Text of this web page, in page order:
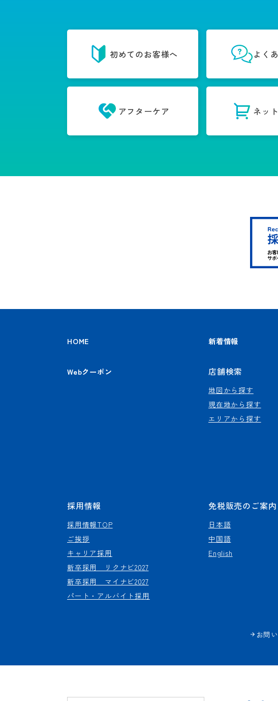
初めてのお客様へ よく
アフターケア ネッ
HOME 新着情報
Webクーポン 店舗検索
地図から探す
現在地から探す
エリアから探す
採用情報
採用情報TOP
ご挨拶
キャリア採用
新卒採用 リクナビ2027
新卒採用 マイナビ2027
パート・アルバイト採用
免税販売のご案内
日本語
中国語
English
お問